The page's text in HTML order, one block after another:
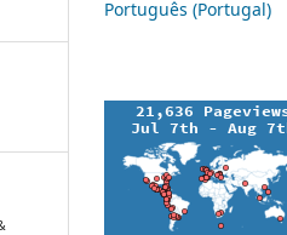
Português (Portugal)